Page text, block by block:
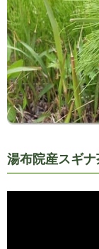
湯布院産スギ